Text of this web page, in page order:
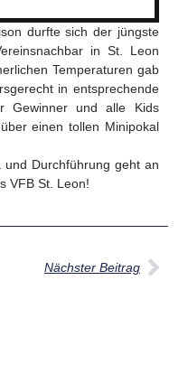
durfte sich der jüngste
in St. Leon
Temperaturen gab
in entsprechende
Gewinner und alle Kids
einen tollen Minipokal
Durchführung geht an
VFB St. Leon!
Nächster Beitrag